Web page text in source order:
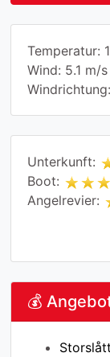
Temperatur:
Wind: 5.1 m/s
Unterkunft:
Boot:
Angelrevier:
💰